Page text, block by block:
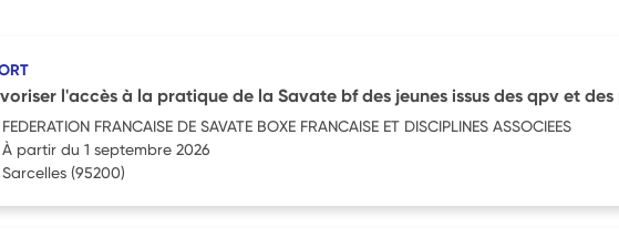
l'accès à la pratique de la Savate bf des jeunes issus des qpv et des
FEDERATION FRANCAISE DE SAVATE BOXE FRANCAISE ET DISCIPLINES ASSOCIEES
À partir du 1 septembre 2026
Sarcelles (95200)